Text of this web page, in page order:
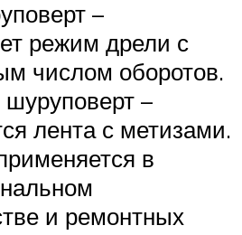
–
режим дрели с
числом оборотов.
–
лента с метизами.
в
и ремонтных